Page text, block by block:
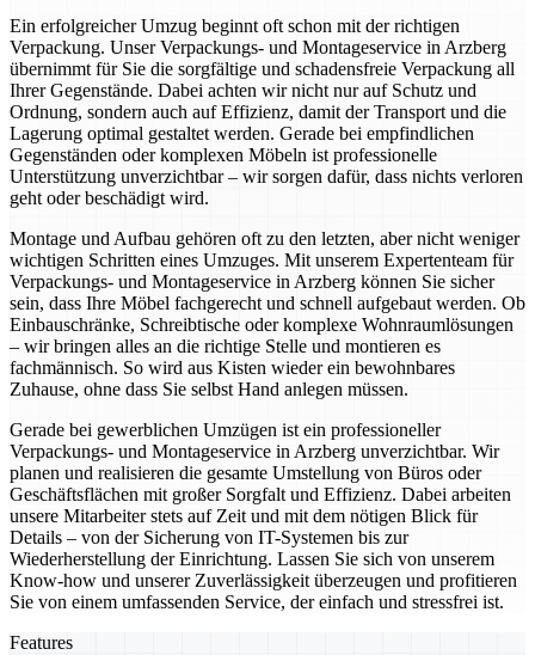
Ein erfolgreicher Umzug beginnt oft schon mit der richtigen
Verpackung. Unser Verpackungs- und Montageservice in Arzberg
übernimmt für Sie die sorgfältige und schadensfreie Verpackung all
Ihrer Gegenstände. Dabei achten wir nicht nur auf Schutz und
Ordnung, sondern auch auf Effizienz, damit der Transport und die
Lagerung optimal gestaltet werden. Gerade bei empfindlichen
Gegenständen oder komplexen Möbeln ist professionelle
Unterstützung unverzichtbar – wir sorgen dafür, dass nichts verloren
geht oder beschädigt wird.
Montage und Aufbau gehören oft zu den letzten, aber nicht weniger
wichtigen Schritten eines Umzuges. Mit unserem Expertenteam für
Verpackungs- und Montageservice in Arzberg können Sie sicher
sein, dass Ihre Möbel fachgerecht und schnell aufgebaut werden. Ob
Einbauschränke, Schreibtische oder komplexe Wohnraumlösungen
– wir bringen alles an die richtige Stelle und montieren es
fachmännisch. So wird aus Kisten wieder ein bewohnbares
Zuhause, ohne dass Sie selbst Hand anlegen müssen.
Gerade bei gewerblichen Umzügen ist ein professioneller
Verpackungs- und Montageservice in Arzberg unverzichtbar. Wir
planen und realisieren die gesamte Umstellung von Büros oder
Geschäftsflächen mit großer Sorgfalt und Effizienz. Dabei arbeiten
unsere Mitarbeiter stets auf Zeit und mit dem nötigen Blick für
Details – von der Sicherung von IT-Systemen bis zur
Wiederherstellung der Einrichtung. Lassen Sie sich von unserem
Know-how und unserer Zuverlässigkeit überzeugen und profitieren
Sie von einem umfassenden Service, der einfach und stressfrei ist.
Features